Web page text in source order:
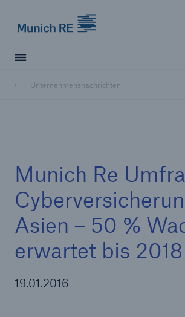
Unternehmensnachrichten
Munich Re
Asien – 50 %
erwartet bis 2018
19.01.2016